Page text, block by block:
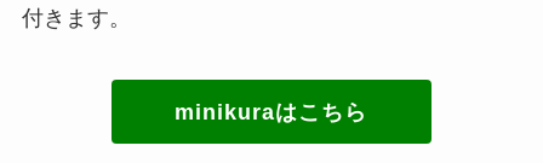
付きます。
minikuraはこちら